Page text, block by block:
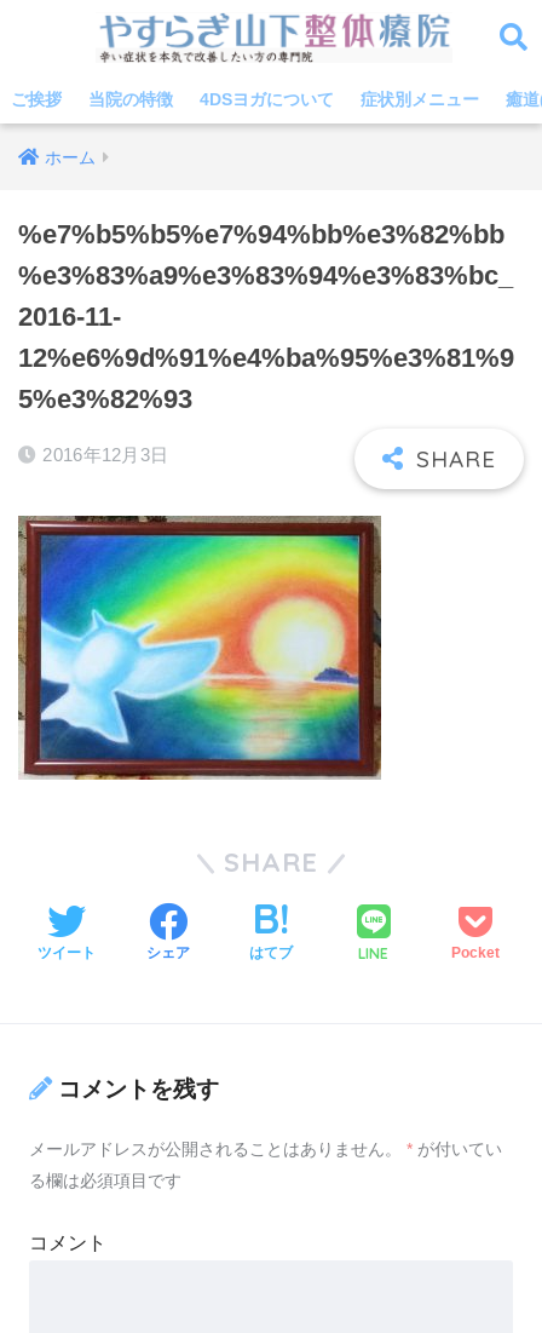
ご挨拶 当院の特徴 4DSヨガについて 症状別メニュー 癒
ホーム
%e7%b5%b5%e7%94%bb%e3%82%bb
%e3%83%a9%e3%83%94%e3%83%bc_
2016-11-
12%e6%9d%91%e4%ba%95%e3%81%9
5%e3%82%93
2016年12月3日
SHARE
ツイート シェア はてブ LINE Pocket
コメントを残す
メールアドレスが公開されることはありません。 * が付いてい
る欄は必須項目です
コメント